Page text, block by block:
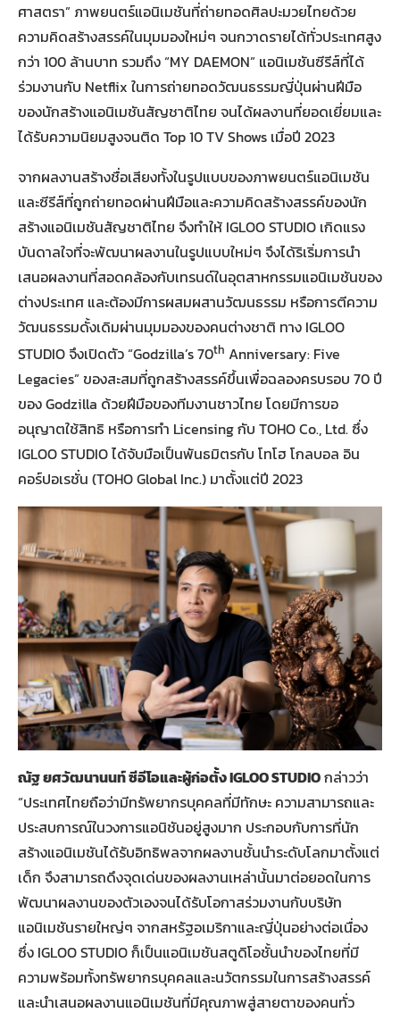
ศาสตรา” ภาพยนตร์แอนิเมชันที่ถ่ายทอดศิลปะมวยไทยด้วย
ความคิดสร้างสรรค์ในมุมมองใหม่ๆ จนกวาดรายได้ทั่วประเทศสูง
กว่า 100 ล้านบาท รวมถึง “MY DAEMON” แอนิเมชันซีรีส์ที่ได้
ร่วมงานกับ Netflix ในการถ่ายทอดวัฒนธรรมญี่ปุ่นผ่านฝีมือ
ของนักสร้างแอนิเมชันสัญชาติไทย จนได้ผลงานที่ยอดเยี่ยมและ
ได้รับความนิยมสูงจนติด Top 10 TV Shows เมื่อปี 2023
จากผลงานสร้างชื่อเสียงทั้งในรูปแบบของภาพยนตร์แอนิเมชัน
และซีรีส์ที่ถูกถ่ายทอดผ่านฝีมือและความคิดสร้างสรรค์ของนัก
สร้างแอนิเมชันสัญชาติไทย จึงทำให้ IGLOO STUDIO เกิดแรง
บันดาลใจที่จะพัฒนาผลงานในรูปแบบใหม่ๆ จึงได้ริเริ่มการนำ
เสนอผลงานที่สอดคล้องกับเทรนด์ในอุตสาหกรรมแอนิเมชันของ
ต่างประเทศ และต้องมีการผสมผสานวัฒนธรรม หรือการตีความ
วัฒนธรรมดั้งเดิมผ่านมุมมองของคนต่างชาติ ทาง IGLOO
STUDIO จึงเปิดตัว “Godzilla’s 70th Anniversary: Five
Legacies” ของสะสมที่ถูกสร้างสรรค์ขึ้นเพื่อฉลองครบรอบ 70 ปี
ของ Godzilla ด้วยฝีมือของทีมงานชาวไทย โดยมีการขอ
อนุญาตใช้สิทธิ หรือการทำ Licensing กับ TOHO Co., Ltd. ซึ่ง
IGLOO STUDIO ได้จับมือเป็นพันธมิตรกับ โทโฮ โกลบอล อิน
คอร์ปอเรชั่น (TOHO Global Inc.) มาตั้งแต่ปี 2023
ณัฐ ยศวัฒนานนท์ ซีอีโอและผู้ก่อตั้งIGLOO STUDIOกล่าวว่า
“ประเทศไทยถือว่ามีทรัพยากรบุคคลที่มีทักษะ ความสามารถและ
ประสบการณ์ในวงการแอนิชันอยู่สูงมาก ประกอบกับการที่นัก
สร้างแอนิเมชันได้รับอิทธิพลจากผลงานชั้นนำระดับโลกมาตั้งแต่
เด็ก จึงสามารถดึงจุดเด่นของผลงานเหล่านั้นมาต่อยอดในการ
พัฒนาผลงานของตัวเองจนได้รับโอกาสร่วมงานกับบริษัท
แอนิเมชันรายใหญ่ๆ จากสหรัฐอเมริกาและญี่ปุ่นอย่างต่อเนื่อง
ซึ่ง IGLOO STUDIO ก็เป็นแอนิเมชันสตูดิโอชั้นนำของไทยที่มี
ความพร้อมทั้งทรัพยากรบุคคลและนวัตกรรมในการสร้างสรรค์
และนำเสนอผลงานแอนิเมชันที่มีคุณภาพสู่สายตาของคนทั่ว